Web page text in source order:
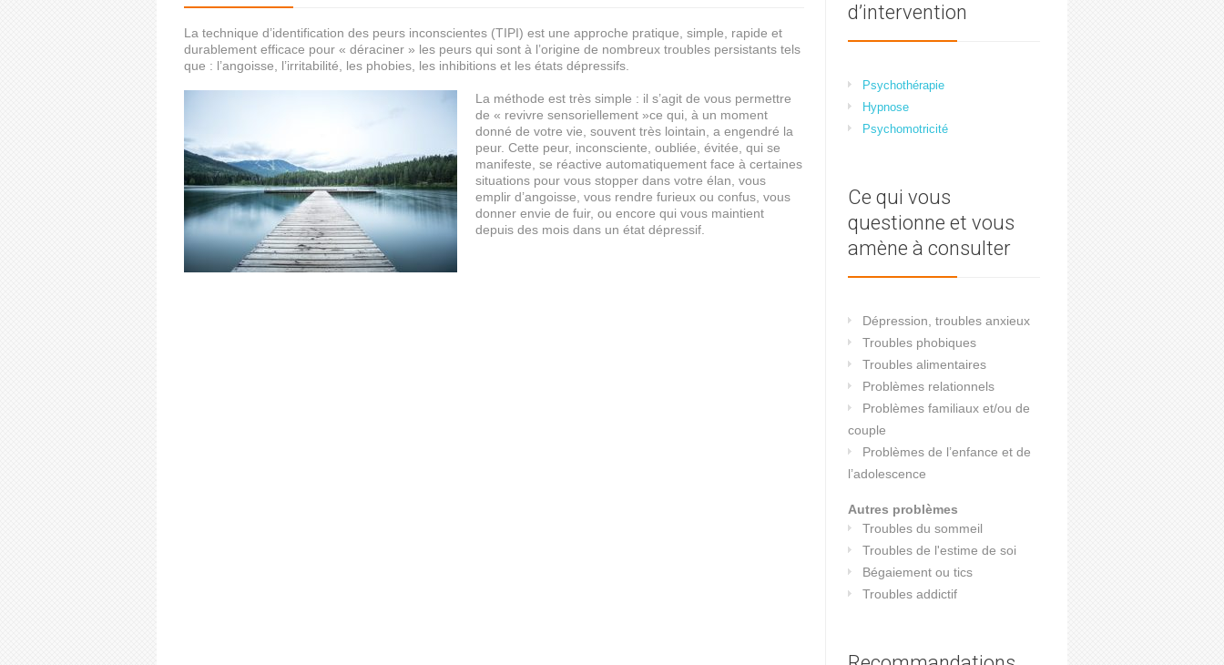
La technique d’identification des peurs inconscientes (TIPI) est une approche pratique, simple, rapide et
durablement efficace pour « déraciner » les peurs qui sont à l’origine de nombreux troubles persistants tels
que : l’angoisse, l’irritabilité, les phobies, les inhibitions et les états dépressifs.
La méthode est très simple : il s’agit de vous permettre
de « revivre sensoriellement »ce qui, à un moment
donné de votre vie, souvent très lointain, a engendré la
peur. Cette peur, inconsciente, oubliée, évitée, qui se
manifeste, se réactive automatiquement face à certaines
situations pour vous stopper dans votre élan, vous
emplir d’angoisse, vous rendre furieux ou confus, vous
donner envie de fuir, ou encore qui vous maintient
depuis des mois dans un état dépressif.
d’intervention
Psychothérapie
Hypnose
Psychomotricité
Ce qui vous
questionne et vous
amène à consulter
Dépression, troubles anxieux
Troubles phobiques
Troubles alimentaires
Problèmes relationnels
Problèmes familiaux et/ou de
couple
Problèmes de l’enfance et de
l’adolescence
Autres problèmes
Troubles du sommeil
Troubles de l'estime de soi
Bégaiement ou tics
Troubles addictif